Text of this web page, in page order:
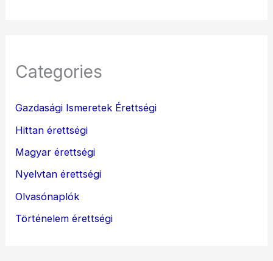
Categories
Gazdasági Ismeretek Érettségi
Hittan érettségi
Magyar érettségi
Nyelvtan érettségi
Olvasónaplók
Történelem érettségi